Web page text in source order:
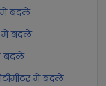
में बदलें
में बदलें
बदलें
में बदलें